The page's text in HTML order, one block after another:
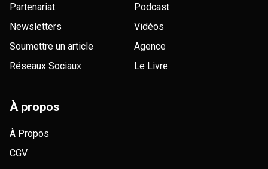
Partenariat
Newsletters
Soumettre un article
Réseaux Sociaux
Podcast
Vidéos
Agence
Le Livre
À propos
À Propos
CGV